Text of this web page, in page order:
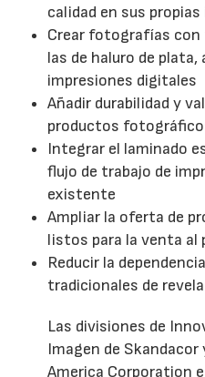
calidad en sus
Crear fotografías
las de haluro de plata,
impresiones digitales
Añadir durabilidad y
productos
Integrar el laminado
flujo de trabajo de
existente
Ampliar la oferta de
listos para la venta al
Reducir la
tradicionales de
Las divisiones de
Imagen de
America Corporation